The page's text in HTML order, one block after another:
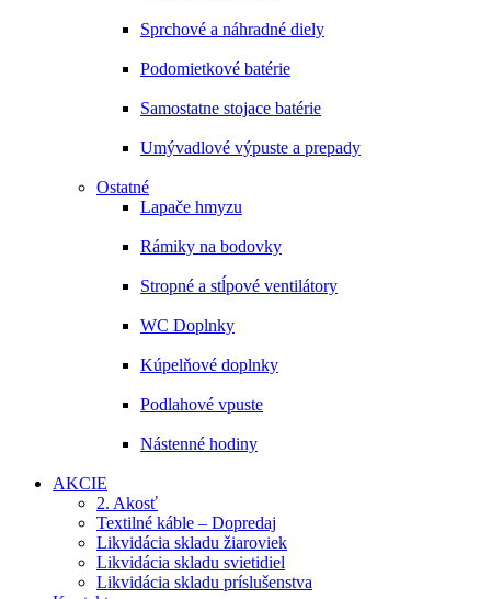
Sprchové a náhradné diely
Podomietkové batérie
Samostatne stojace batérie
Umývadlové výpuste a prepady
Ostatné
Lapače hmyzu
Rámiky na bodovky
Stropné a stĺpové ventilátory
WC Doplnky
Kúpelňové doplnky
Podlahové vpuste
Nástenné hodiny
AKCIE
2. Akosť
Textilné káble – Dopredaj
Likvidácia skladu žiaroviek
Likvidácia skladu svietidiel
Likvidácia skladu príslušenstva